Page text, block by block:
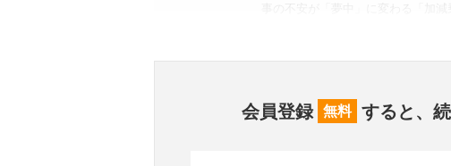
会員登録 無料 すると、